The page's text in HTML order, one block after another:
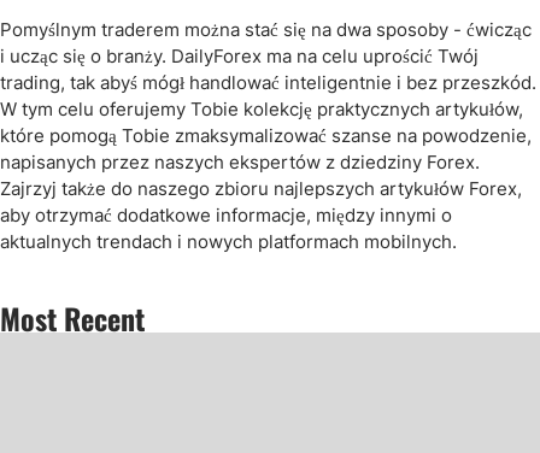
Pomyślnym traderem można stać się na dwa sposoby - ćwicząc
i ucząc się o branży. DailyForex ma na celu uprościć Twój
trading, tak abyś mógł handlować inteligentnie i bez przeszkód.
W tym celu oferujemy Tobie kolekcję praktycznych artykułów,
które pomogą Tobie zmaksymalizować szanse na powodzenie,
napisanych przez naszych ekspertów z dziedziny Forex.
Zajrzyj także do naszego zbioru najlepszych artykułów Forex,
aby otrzymać dodatkowe informacje, między innymi o
aktualnych trendach i nowych platformach mobilnych.
Most Recent